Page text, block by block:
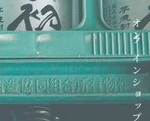
甕2006
麦崎 麦子
スピリッツ
eau
-
de オンラインショップ